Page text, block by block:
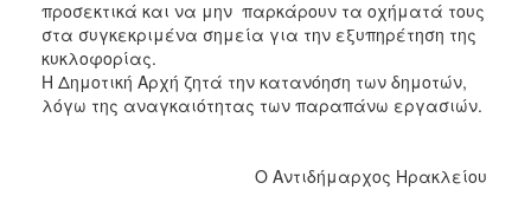
2012
2011
2010
2006
προσεκτικά και να μην παρκάρουν τα οχήματά τους
στα συγκεκριμένα σημεία για την εξυπηρέτηση της
κυκλοφορίας.
Η Δημοτική Αρχή ζητά την κατανόηση των δημοτών,
λόγω της αναγκαιότητας των παραπάνω εργασιών.
O Αντιδήμαρχος Ηρακλείου